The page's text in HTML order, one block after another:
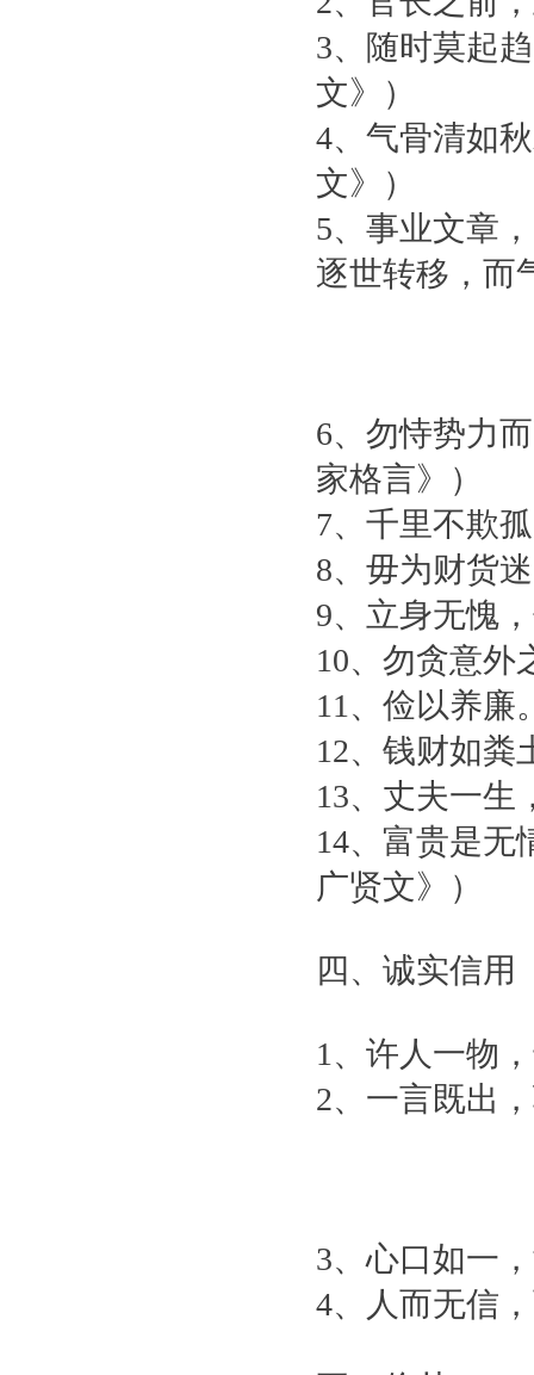
3、随时莫起
文》）
4、气骨清如
文》）
5、事业文章
逐世转移，而
6、勿恃势力
家格言》）
7、千里不欺
8、毋为财货
9、立身无愧
10、勿贪意外
11、俭以养廉
12、钱财如粪
13、丈夫一生
14、富贵是无
广贤文》）
四、诚实信用
1、许人一物
2、一言既出
3、心口如一
4、人而无信